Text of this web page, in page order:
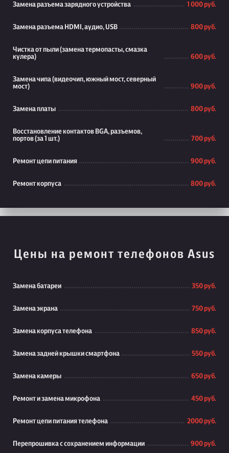
Замена разъема зарядного устройства 1 000 руб.
Замена разъема HDMI, аудио, USB 800 руб.
Чистка от пыли (замена термопасты, смазка
кулера)
600 руб.
Замена чипа (видеочип, южный мост, северный
мост)
900 руб.
Замена платы 800 руб.
Восстановление контактов BGA, разъемов,
портов (за 1 шт.)
700 руб.
Ремонт цепи питания 900 руб.
Ремонт корпуса 800 руб.
Цены на ремонт телефонов Asus
Замена батареи 350 руб.
Замена экрана 750 руб.
Замена корпуса телефона 850 руб.
Замена задней крышки смартфона 550 руб.
Замена камеры 650 руб.
Ремонт и замена микрофона 450 руб.
Ремонт цепи питания телефона 2000 руб.
Перепрошивка с сохранением информации 900 руб.